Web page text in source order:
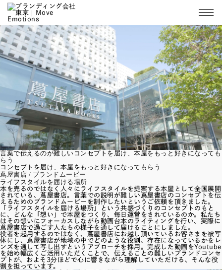
言葉で伝えるのが難しいコンセプトを届け、本屋をもっと好きになっても
らう
コンセプトを届け、本屋をもっと好きになってもらう
蔦屋書店 / ブランドムービー
ライフスタイルを届ける場所
本を売るのではなく人々にライフスタイルを提案する本屋として全国展開
されている、蔦屋書店。言葉での説明が難しい蔦屋書店のコンセプトを伝
えるためのブランドムービーを制作したいというご依頼を頂きました。
「ライフスタイルを届ける場所」という共感づくりのコンセプトのもと
に、どんな「想い」で本屋をつくり、毎日運営をされているのか。私たち
はその想いにフォーカスしながら動画台本のライティングを行い、実際に
蔦屋書店で過ごす人たちの様子を通して届けることにしました。
役者を起用するのではなく、蔦屋書店にお越し頂いているお客さまを被写
体にし、蔦屋書店が地域の中でどのような役割、存在になっているかをレ
ンズを通して写し出すというアプローチを採用。完成した動画をYoutube
を始め幅広くご活用いただくことで、伝えることの難しいブランドコンセ
プトが、およそ3分ほどで心に響きながら理解していただける、そんな役
割を担っています。